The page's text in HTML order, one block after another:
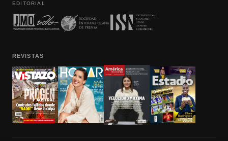
EDITORIAL
REVISTAS